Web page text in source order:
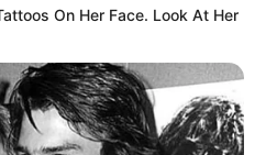
– 2 – 10 – 14 – 11 – 1 – 5
6 – 7 – 1 – 3 – 5 – 14
5 – 14 – 6 – 8
On Her Face. Look At Her